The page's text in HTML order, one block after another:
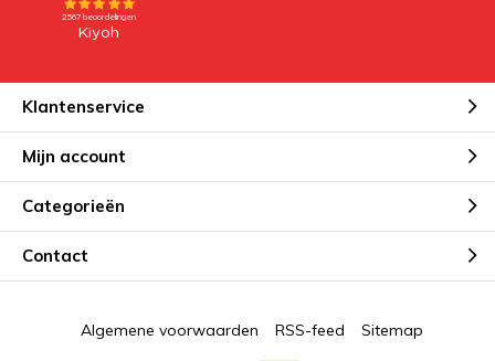
Klantenservice
Mijn account
Categorieën
Contact
Algemene voorwaarden RSS-feed Sitemap